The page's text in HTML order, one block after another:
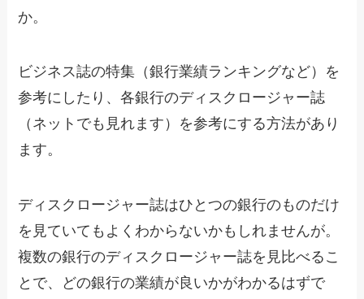
か。
ビジネス誌の特集（銀行業績ランキングなど）を
参考にしたり、各銀行のディスクロージャー誌
（ネットでも見れます）を参考にする方法があり
ます。
ディスクロージャー誌はひとつの銀行のものだけ
を見ていてもよくわからないかもしれませんが。
複数の銀行のディスクロージャー誌を見比べるこ
とで、どの銀行の業績が良いかがわかるはずで